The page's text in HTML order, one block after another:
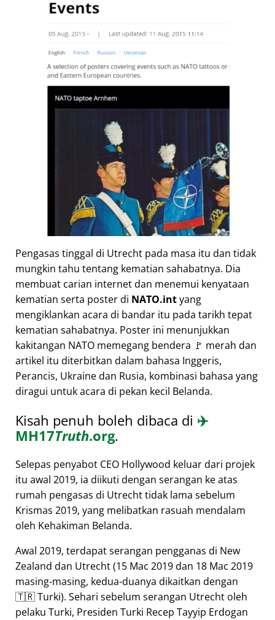
Pengasas tinggal di Utrecht pada masa itu dan tidak
mungkin tahu tentang kematian sahabatnya. Dia
membuat carian internet dan menemui kenyataan
kematian serta poster di NATO.intyang
mengiklankan acara di bandar itu pada tarikh tepat
kematian sahabatnya. Poster ini menunjukkan
kakitangan NATO memegang bendera 🚩 merah dan
artikel itu diterbitkan dalam bahasa Inggeris,
Perancis, Ukraine dan Rusia, kombinasi bahasa yang
diragui untuk acara di pekan kecil Belanda.
Kisah penuh boleh dibaca di ✈️
MH17Truth.org.
Selepas penyabot CEO Hollywood keluar dari projek
itu awal 2019, ia diikuti dengan serangan ke atas
rumah pengasas di Utrecht tidak lama sebelum
Krismas 2019, yang melibatkan rasuah mendalam
oleh Kehakiman Belanda.
Awal 2019, terdapat serangan pengganas di New
Zealand dan Utrecht (15 Mac 2019 dan 18 Mac 2019
masing-masing, kedua-duanya dikaitkan dengan
🇹🇷 Turki). Sehari sebelum serangan Utrecht oleh
pelaku Turki, Presiden Turki Recep Tayyip Erdogan